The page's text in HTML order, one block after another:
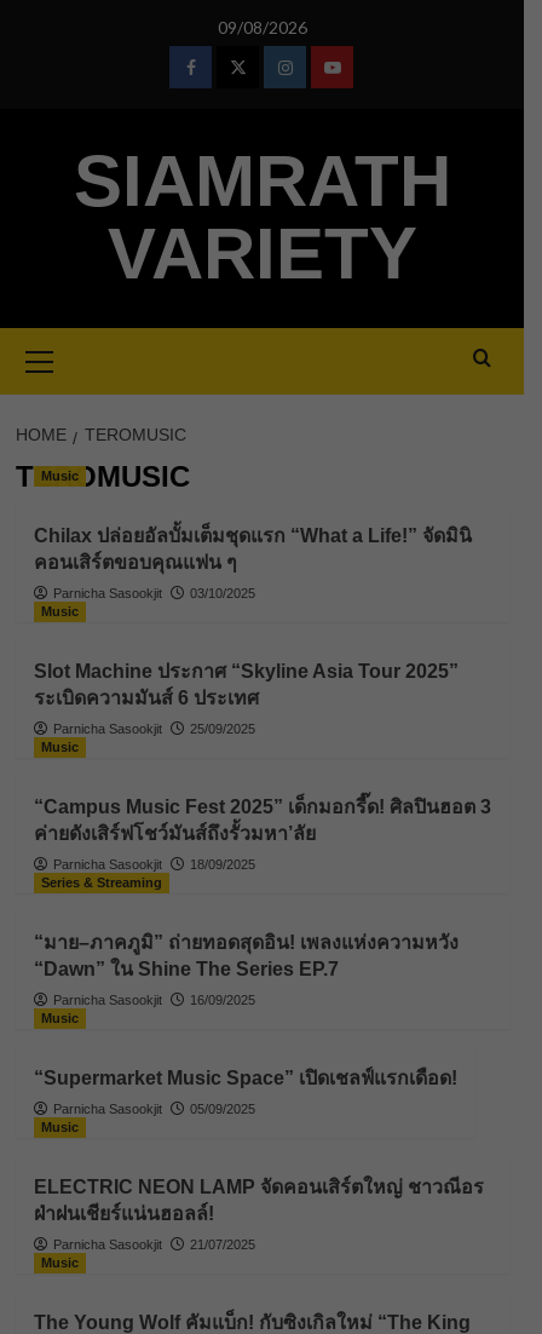
09/08/2026
FacebookTwitterInstagramYoutube
SIAMRATH
VARIETY
Menu
HOME TEROMUSIC
TEROMUSIC
Music
Chilax ปล่อยอัลบั้มเต็มชุดแรก “What a Life!” จัดมินิ
คอนเสิร์ตขอบคุณแฟน ๆ
Parnicha Sasookjit
03/10/2025
Music
Slot Machine ประกาศ “Skyline Asia Tour 2025”
ระเบิดความมันส์ 6 ประเทศ
Parnicha Sasookjit
25/09/2025
Music
“Campus Music Fest 2025” เด็กมอกรี๊ด! ศิลปินฮอต 3
ค่ายดังเสิร์ฟโชว์มันส์ถึงรั้วมหา’ลัย
Parnicha Sasookjit
18/09/2025
Series & Streaming
“มาย–ภาคภูมิ” ถ่ายทอดสุดอิน! เพลงแห่งความหวัง
“Dawn” ใน Shine The Series EP.7
Parnicha Sasookjit
16/09/2025
Music
“Supermarket Music Space” เปิดเชลฟ์แรกเดือด!
Parnicha Sasookjit
05/09/2025
Music
ELECTRIC NEON LAMP จัดคอนเสิร์ตใหญ่ ชาวณีอร
ฝ่าฝนเชียร์แน่นฮอลล์!
Parnicha Sasookjit
21/07/2025
Music
The Young Wolf คัมแบ็ก! กับซิงเกิลใหม่ “The King